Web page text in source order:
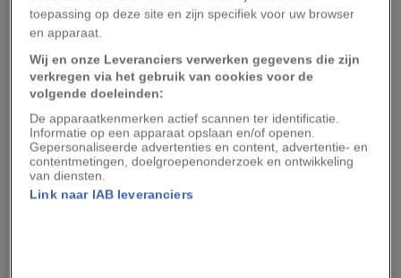
GASTRONOMICHE HOTEL CAN CUCH
Buiten dineren bij het typische Catalaanse landhuis Can Cuch, Costa
De Gastronomische Hotels hebben maximaal 60
kamers, zijn allemaal familiebedrijven en bieden
gepersonaliseerde aandacht aan alle gasten. Rust
en lekker eten zijn gegarandeerd in elk van deze
hotels over het hele grondgebied. Behalve vijf- of
toepassing op deze site en zijn specifiek voor uw browser
en apparaat.
Wij en onze Leveranciers verwerken gegevens die zijn
verkregen via het gebruik van cookies voor de
volgende doeleinden:
De apparaatkenmerken actief scannen ter identificatie.
Informatie op een apparaat opslaan en/of openen.
Gepersonaliseerde advertenties en content, advertentie- en
contentmetingen, doelgroepenonderzoek en ontwikkeling
van diensten.
Link naar IAB leveranciers